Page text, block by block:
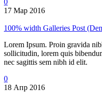
17 Мар 2016
100% width Galleries Post
Lorem Ipsum. Proin gravida
sollicitudin, lorem quis
nec sagittis sem nibh id elit.
0
18 Апр 2016